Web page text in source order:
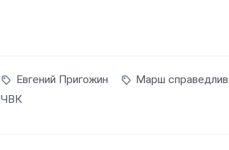
Евгений Пригожин Марш
ЧВК